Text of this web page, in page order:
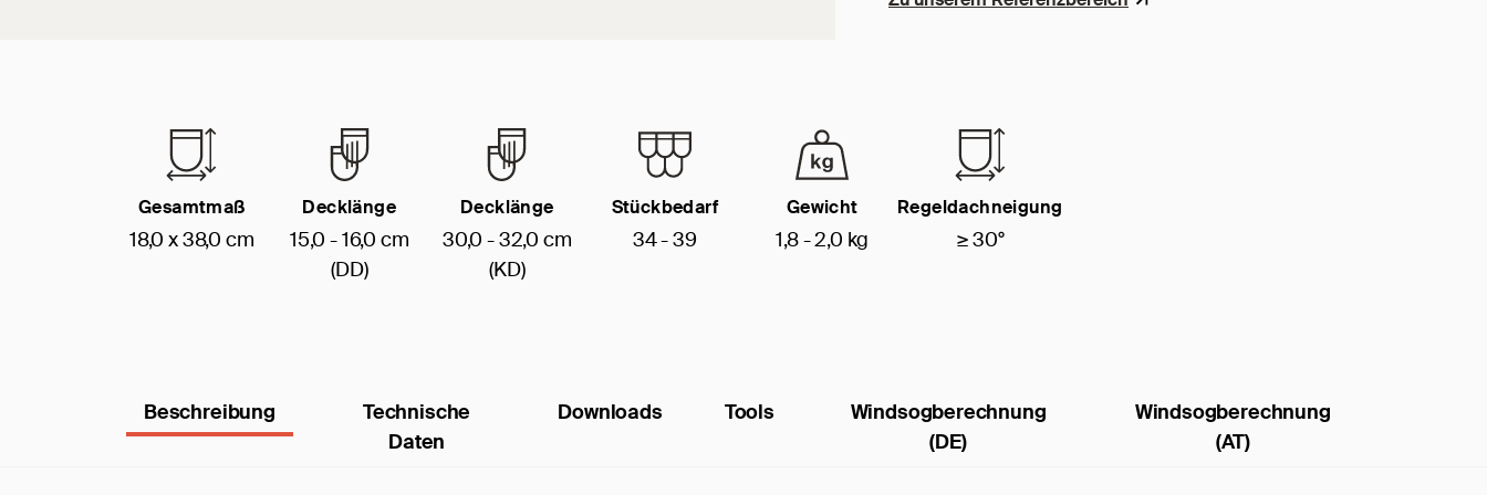
Gesamtmaß
18,0 x 38,0 cm
Decklänge
15,0 - 16,0 cm
(DD)
Decklänge
30,0 - 32,0 cm
(KD)
Stückbedarf
34 - 39
Gewicht
1,8 - 2,0 kg
Regeldachneigung
≥ 30°
Beschreibung
Technische
Daten
Downloads Tools
Windsogberechnung
(DE)
Windsogberechnung
(AT)